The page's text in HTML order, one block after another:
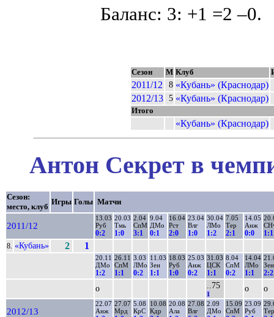
Баланс: 3: +1 =2 –0.
Сезон М Клуб
2011/12 8 «Кубань» (Краснодар)
2012/13
5 «Кубань» (Краснодар)
Итого
«Кубань» (Краснодар)
Антон Секрет в
Сезон:
место, клуб
Игры Голы Матчи
2011/12
13.03
Руб
0:2
20.03
Тмь
1:0
2.04
СпМ
3:1
9.04
ДМо
0:1
16.04
Рст
2:0
23.04
Влг
1:0
30.04
ЛМо
1:2
7.05
Тер
2:1
14.05
Анж
0:0 1:1
8. «Кубань» 2 1
20.11
ДМо
1:2
26.11
СпМ
1:1
3.03
ЛМо
0:2
11.03
Зен
1:1
18.03
Руб
1:0
25.03
Анж
0:2
31.03
ЦСК
1:1
8.04
СпМ
0:2
14.04
ЛМо
1:1
Зен
2:2
о ..75
1
о о
2012/13
22.07
Анж
27.07
Мрд
5.08
КрС
10.08
Кдр
20.08
Ала
27.08
Влг
2.09
ДМо
15.09
СпМ
23.09
Руб
Тер